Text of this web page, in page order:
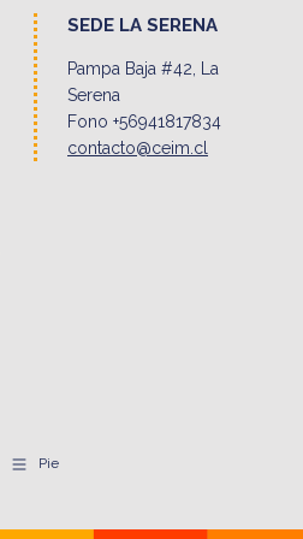
SEDE LA SERENA
Pampa Baja #42, La
Serena
Fono +56941817834
contacto@ceim.cl
Pie